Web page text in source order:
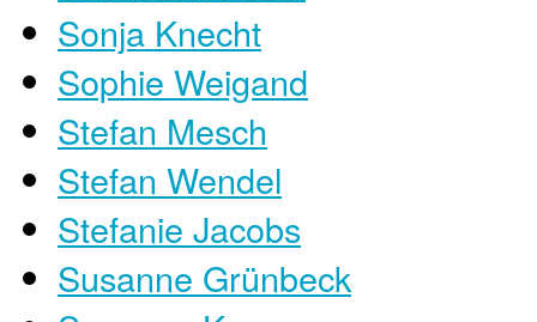
Sonja Knecht
Sophie Weigand
Stefan Mesch
Stefan Wendel
Stefanie Jacobs
Susanne Grünbeck